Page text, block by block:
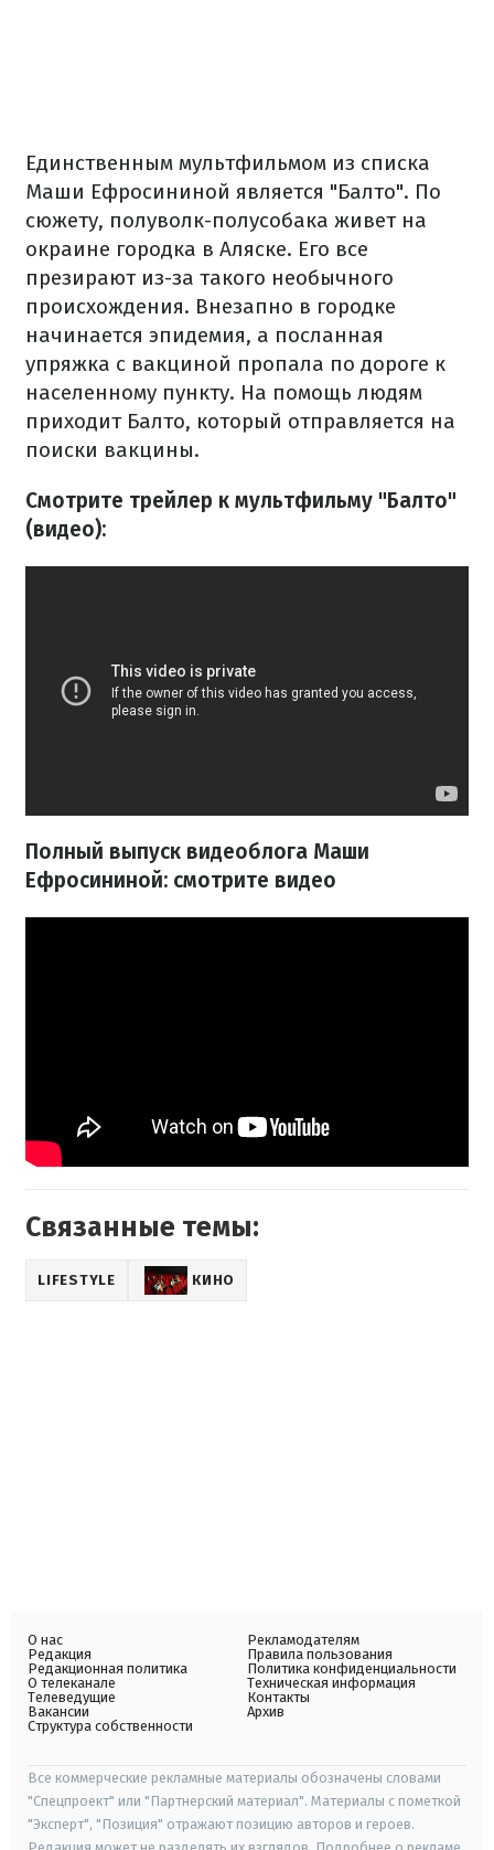
Единственным мультфильмом из списка
Маши Ефросининой является "Балто". По
сюжету, полуволк-полусобака живет на
окраине городка в Аляске. Его все
презирают из-за такого необычного
происхождения. Внезапно в городке
начинается эпидемия, а посланная
упряжка с вакциной пропала по дороге к
населенному пункту. На помощь людям
приходит Балто, который отправляется на
поиски вакцины.
Смотрите трейлер к мультфильму "Балто"
(видео):
Полный выпуск видеоблога Маши
Ефросининой: смотрите видео
Связанные темы:
LIFESTYLE КИНО
О нас
Редакция
Редакционная политика
О телеканале
Телеведущие
Вакансии
Структура собственности
Рекламодателям
Правила пользования
Политика конфиденциальности
Техническая информация
Контакты
Архив
Все коммерческие рекламные материалы обозначены словами
"Спецпроект" или "Партнерский материал". Материалы с пометкой
"Эксперт", "Позиция" отражают позицию авторов и героев.